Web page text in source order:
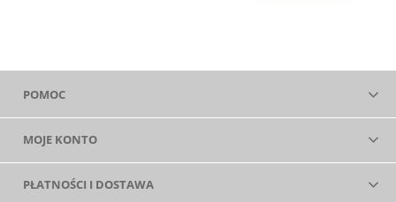
POMOC
MOJE KONTO
PŁATNOŚCI I DOSTAWA